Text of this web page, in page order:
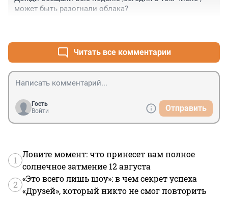
может быть разогнали облака?
Читать все комментарии
Гость
Войти
Отправить
1
Ловите момент: что принесет вам полное
солнечное затмение 12 августа
2
«Это всего лишь шоу»: в чем секрет успеха
«Друзей», который никто не смог повторить